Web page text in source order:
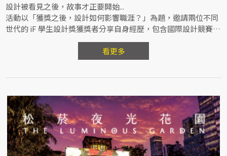
設計被看見之後，故事才正要開始...
活動以「獲獎之後，設計如何影響職涯？」為題，邀請兩位不同
世代的 iF 學生設計獎獲獎者分享自身經歷，包含國際設計競賽獲
獎經歷、RCA 海外進修、設計創業與職涯轉化實務。立即報名 8
看更多